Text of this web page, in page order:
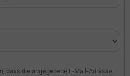
dass die angegebene E-Mail-Adresse